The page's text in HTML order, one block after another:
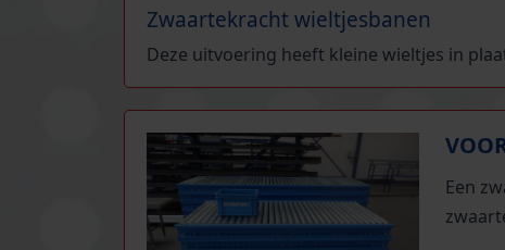
Zwaartekracht wieltjesbanen
Deze uitvoering heeft kleine wieltjes in
Een